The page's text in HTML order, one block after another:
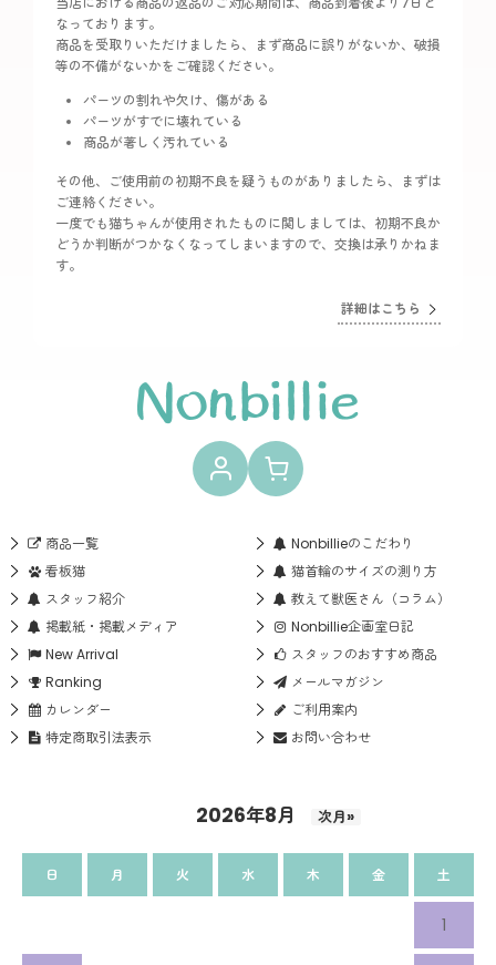
なっております。
商品を受取りいただけましたら、まず商品に誤りがないか、破損
等の不備がないかをご確認ください。
パーツの割れや欠け、傷がある
パーツがすでに壊れている
商品が著しく汚れている
その他、ご使用前の初期不良を疑うものがありましたら、まずは
ご連絡ください。
一度でも猫ちゃんが使用されたものに関しましては、初期不良か
どうか判断がつかなくなってしまいますので、交換は承りかねま
す。
詳細はこちら
商品一覧
Nonbillieのこだわり
看板猫
猫首輪のサイズの測り方
スタッフ紹介
教えて獣医さん（コラム）
掲載紙・掲載メディア
Nonbillie企画室日記
New Arrival
スタッフのおすすめ商品
Ranking
メールマガジン
カレンダー
ご利用案内
特定商取引法表示
お問い合わせ
2026年8月 次月»
日 月 火 水 木 金 土
1